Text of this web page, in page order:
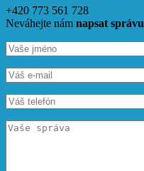
+420 773 561 728
Neváhejte nám napsat správu